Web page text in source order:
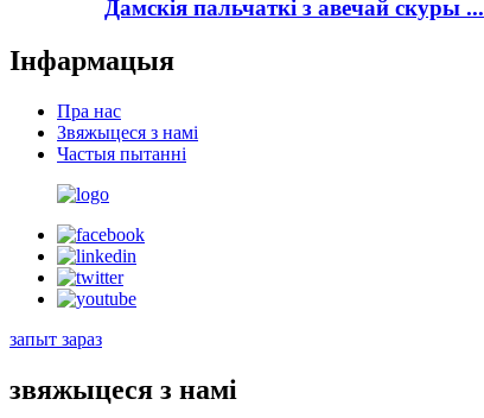
Дамскія пальчаткі з авечай скуры ...
Інфармацыя
Пра нас
Звяжыцеся з намі
Частыя пытанні
запыт зараз
звяжыцеся з намі